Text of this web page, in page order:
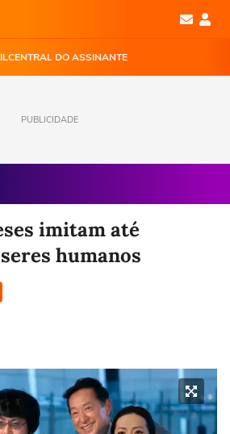
CENTRAL DO ASSINANTE
PUBLICIDADE
imitam até
humanos